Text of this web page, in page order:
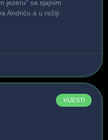
jezeru” sa sjajnim
Andriću a u režiji
VIJESTI